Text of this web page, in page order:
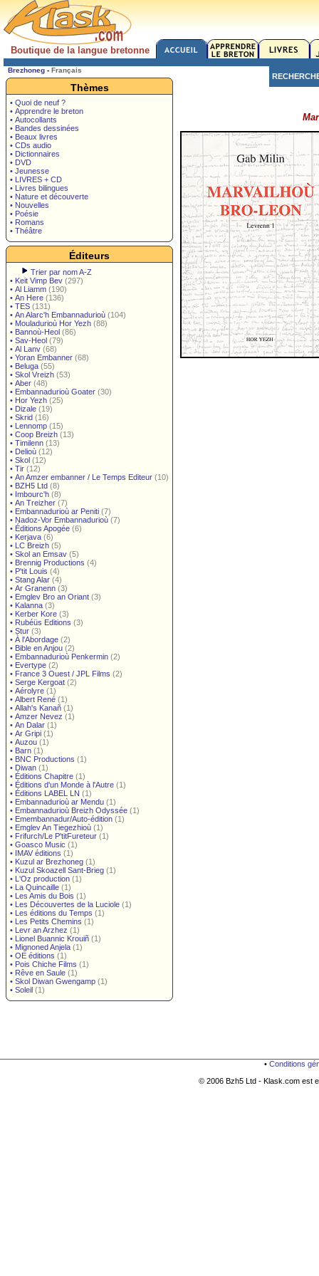
Boutique de la langue bretonne
Brezhoneg - Français
Thèmes
• Quoi de neuf ?
• Apprendre le breton
• Autocollants
• Bandes dessinées
• Beaux livres
• CDs audio
• Dictionnaires
• DVD
• Jeunesse
• LIVRES + CD
• Livres bilingues
• Nature et découverte
• Nouvelles
• Poésie
• Romans
• Théâtre
Éditeurs
Trier par nom A-Z
• Keit Vimp Bev (297)
• Al Liamm (190)
• An Here (136)
• TES (131)
• An Alarc'h Embannadurioù (104)
• Mouladurioù Hor Yezh (88)
• Bannoù-Heol (86)
• Sav-Heol (79)
• Al Lanv (68)
• Yoran Embanner (68)
• Beluga (55)
• Skol Vreizh (53)
• Aber (48)
• Embannadurioù Goater (30)
• Hor Yezh (25)
• Dizale (19)
• Skrid (16)
• Lennomp (15)
• Coop Breizh (13)
• Timilenn (13)
• Delioù (12)
• Skol (12)
• Tir (12)
• An Amzer embanner / Le Temps Editeur (10)
• BZH5 Ltd (8)
• Imbourc'h (8)
• An Treizher (7)
• Embannadurioù ar Peniti (7)
• Nadoz-Vor Embannadurioù (7)
• Éditions Apogée (6)
• Kerjava (6)
• LC Breizh (5)
• Skol an Emsav (5)
• Brennig Productions (4)
• P'tit Louis (4)
• Stang Alar (4)
• Ar Granenn (3)
• Emglev Bro an Oriant (3)
• Kalanna (3)
• Kerber Kore (3)
• Rubéüs Editions (3)
• Stur (3)
• À l'Abordage (2)
• Bible en Anjou (2)
• Embannadurioù Penkermin (2)
• Evertype (2)
• France 3 Ouest / JPL Films (2)
• Serge Kergoat (2)
• Aérolyre (1)
• Albert René (1)
• Allah's Kanañ (1)
• Amzer Nevez (1)
• An Dalar (1)
• Ar Gripi (1)
• Auzou (1)
• Barn (1)
• BNC Productions (1)
• Diwan (1)
• Éditions Chapitre (1)
• Éditions d'un Monde à l'Autre (1)
• Éditions LABEL LN (1)
• Embannadurioù ar Mendu (1)
• Embannadurioù Breizh Odyssée (1)
• Emembannadur/Auto-édition (1)
• Emglev An Tiegezhioù (1)
• Frifurch/Le P'titFureteur (1)
• Goasco Music (1)
• IMAV éditions (1)
• Kuzul ar Brezhoneg (1)
• Kuzul Skoazell Sant-Brieg (1)
• L'Oz production (1)
• La Quincaille (1)
• Les Amis du Bois (1)
• Les Découvertes de la Luciole (1)
• Les éditions du Temps (1)
• Les Petits Chemins (1)
• Levr an Arzhez (1)
• Lionel Buannic Krouiñ (1)
• Mignoned Anjela (1)
• OE éditions (1)
• Pois Chiche Films (1)
• Rêve en Saule (1)
• Skol Diwan Gwengamp (1)
• Soleil (1)
• Conditions
© 2006 Bzh5 Ltd - Klask.com est